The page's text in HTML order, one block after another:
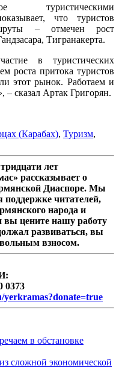
туристическими
что туристов
– отмечен рост
Тигранакерта.
в туристических
роста притока туристов
этот рынок. Работаем и
– сказал Артак Григорян.
(Карабах), Туризм,
лет
рассказывает о
Диаспоре. Мы
поддержке читателей,
народа и
вы цените нашу работу
развиваться, вы
взносом.
0373
yerkramas?donate=true
в обстановке
сложной экономической